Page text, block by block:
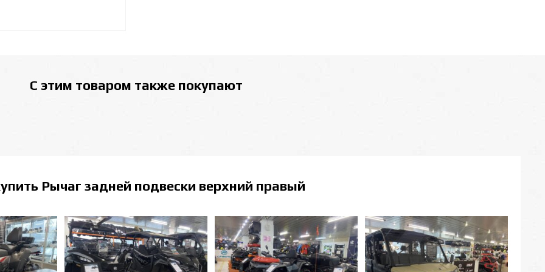
С этим товаром также покупают
Рычаг задней подвески верхний правый